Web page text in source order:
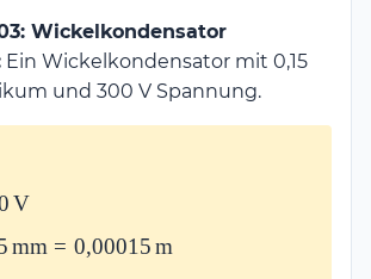
m}}
Wickelkondensator
Ein Wickelkondensator mit 0,15
und 300 V Spannung.
V
mm = 0,00015m